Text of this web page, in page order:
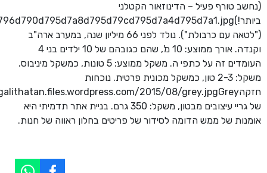
(נחשב טורף פעיל – הדינוזאור הקטלני
("לטאה עם כרבולת"). נולד לפני 66 מיליון שנה, במערב ארה"ב
וקנדה. אורך ממוצע: 10 מ', שהם כגובהם של 10 ילדים בני 4
העומדים זה על כתפי ה. משקל ממוצע: 5 טונות, כמשקל מיניבוס.
משקל: 2-3 טון, כמשקל מכונית פרטית. נוכחות
של גריי עיצובים מבטון, משקל: 350 גרם. בניית אתר תדמיתי היא
אומנות של ממש הדומה לסידור של פריטים בחלון ראווה של חנות.